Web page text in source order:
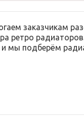
заказчикам
ретро
и мы подберём